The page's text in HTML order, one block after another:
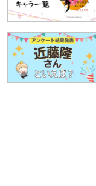
引用
さんは愛知